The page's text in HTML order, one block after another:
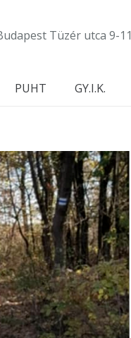
Tüzér utca 9-11
PUHT GY.I.K.